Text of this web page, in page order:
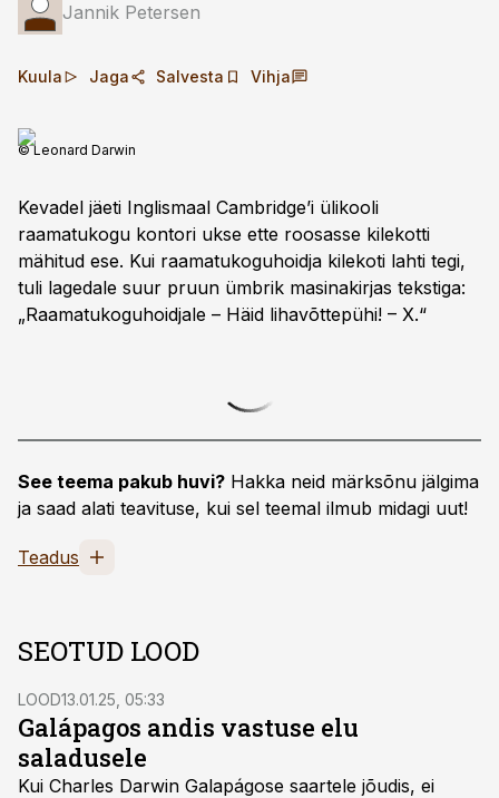
Jannik Petersen
Kuula Jaga Salvesta Vihja
© Leonard Darwin
Kevadel jäeti Inglismaal Cambridge’i ülikooli
raamatukogu kontori ukse ette roosasse kilekotti
mähitud ese. Kui raamatukogu­hoidja kilekoti lahti tegi,
tuli lagedale suur pruun ümbrik masina­kirjas tekstiga:
„Raamatukoguhoidjale – Häid lihavõttepühi! – X.“
See teema pakub huvi? Hakka neid märksõnu jälgima
ja saad alati teavituse, kui sel teemal ilmub midagi uut!
Teadus
SEOTUD LOOD
LOOD13.01.25, 05:33
Galápagos andis vastuse elu
saladusele
Kui Charles Darwin Galapágose saartele jõudis, ei